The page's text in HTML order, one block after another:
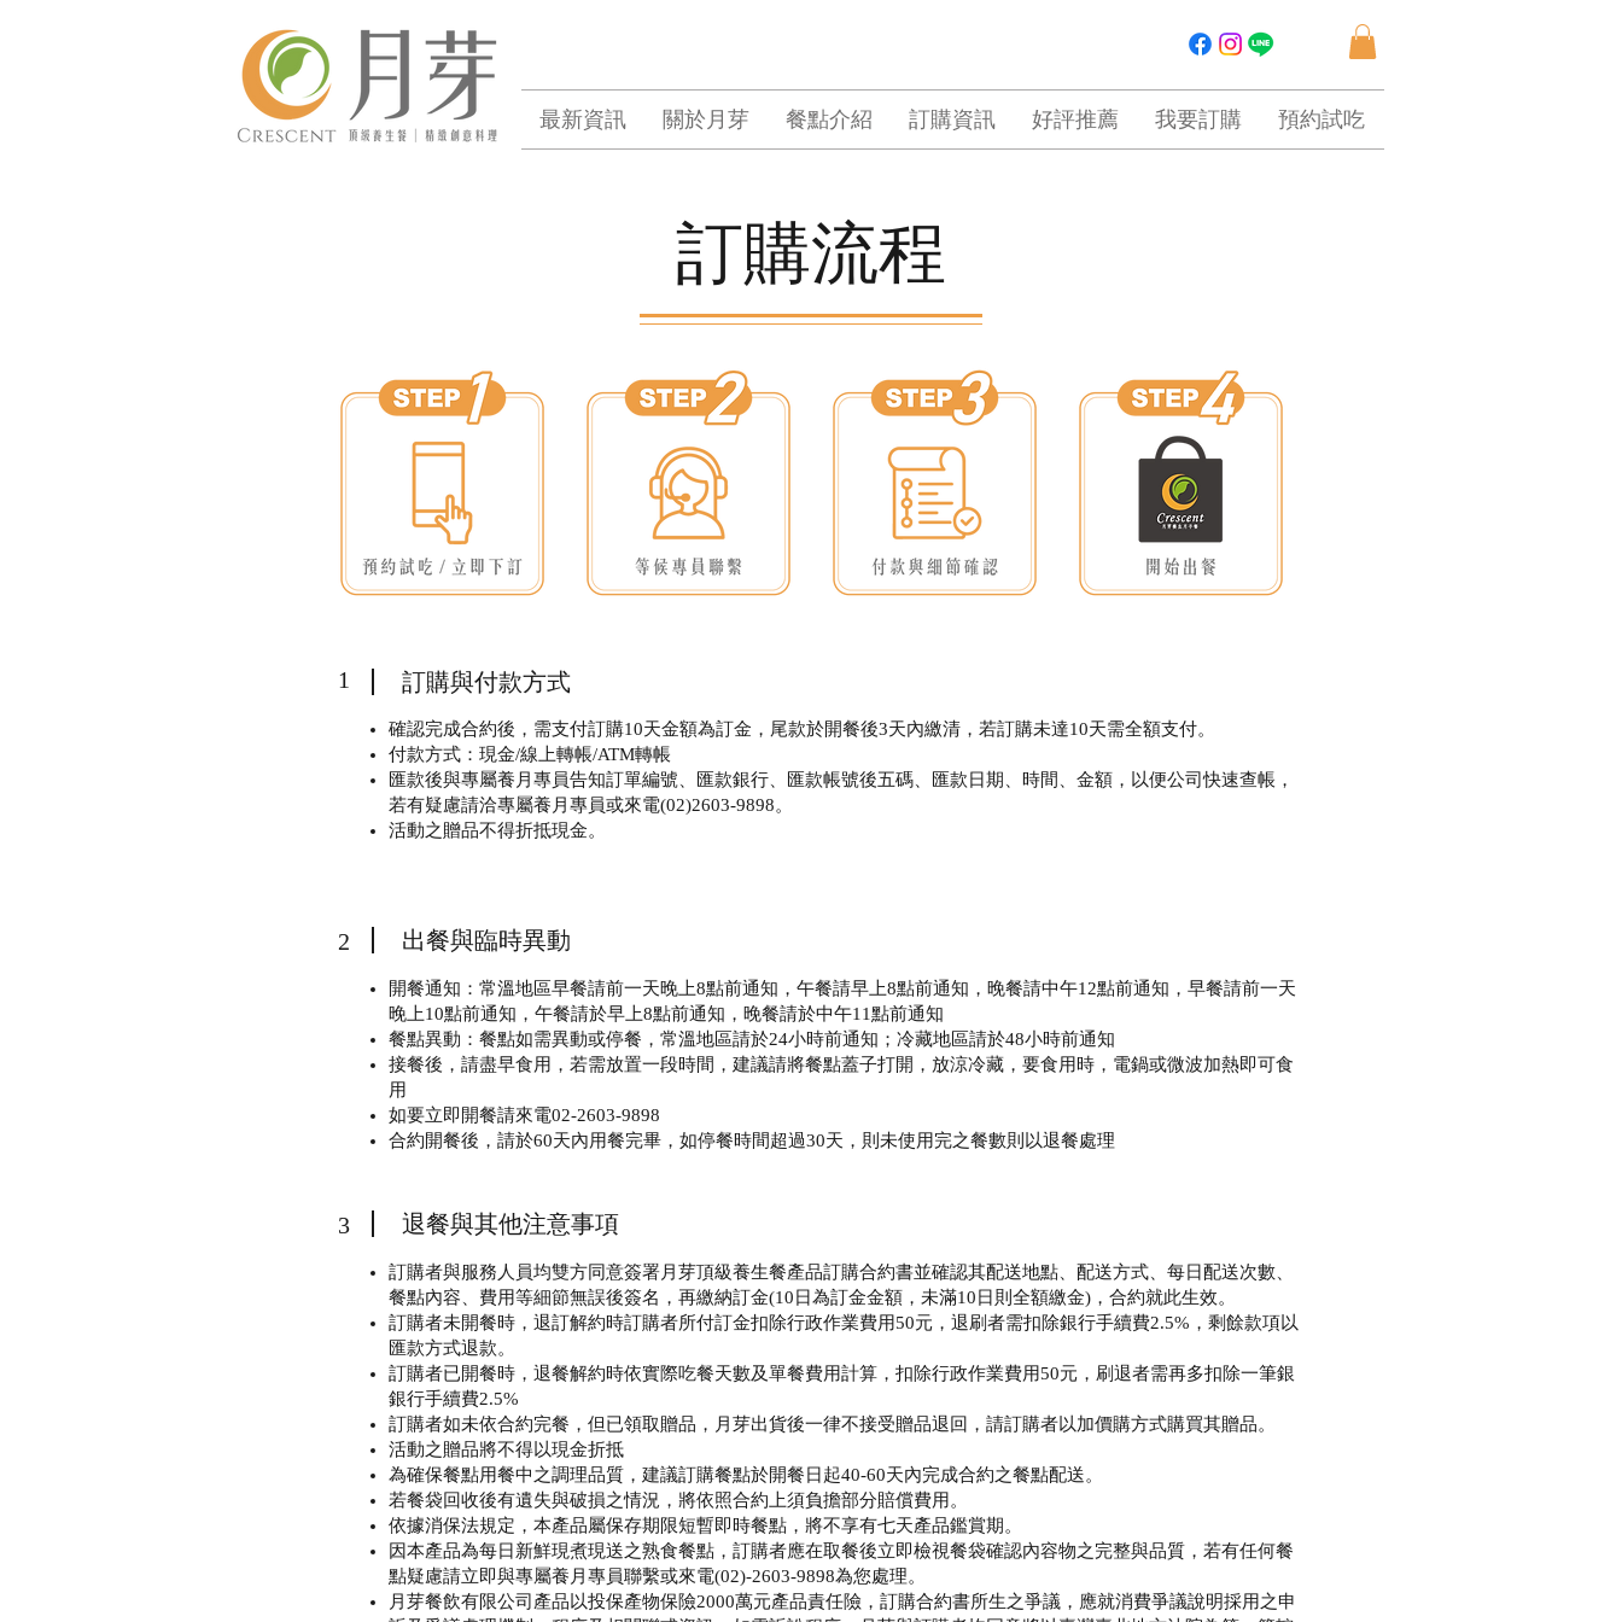
最新資訊 關於月芽 餐點介紹 訂購資訊 好評推薦 我要訂購 預約試吃
訂購流程
1 訂購與付款方式
確認完成合約後，需支付訂購10天金額為訂金，尾款於開餐後3天內繳清，若訂購未達10天需全額支付。
付款方式：現金/線上轉帳/ATM轉帳
匯款後與專屬養月專員告知訂單編號、匯款銀行、匯款帳號後五碼、匯款日期、時間、金額，以便公司快速查帳，
若有疑慮請洽專屬養月專員或來電(02)2603-9898。
活動之贈品不得折抵現金。
2 出餐與臨時異動
開餐通知：常溫地區早餐請前一天晚上8點前通知，午餐請早上8點前通知，晚餐請中午12點前通知，早餐請前一天
晚上10點前通知，午餐請於早上8點前通知，晚餐請於中午11點前通知
餐點異動：餐點如需異動或停餐，常溫地區請於24小時前通知；冷藏地區請於48小時前通知
接餐後，請盡早食用，若需放置一段時間，建議請將餐點蓋子打開，放涼冷藏，要食用時，電鍋或微波加熱即可食
用
如要立即開餐請來電02-2603-9898
合約開餐後，請於60天內用餐完畢，如停餐時間超過30天，則未使用完之餐數則以退餐處理
3 退餐與其他注意事項
訂購者與服務人員均雙方同意簽署月芽頂級養生餐產品訂購合約書並確認其配送地點、配送方式、每日配送次數、
餐點內容、費用等細節無誤後簽名，再繳納訂金(10日為訂金金額，未滿10日則全額繳金)，合約就此生效。
訂購者未開餐時，退訂解約時訂購者所付訂金扣除行政作業費用50元，退刷者需扣除銀行手續費2.5%，剩餘款項以
匯款方式退款。
訂購者已開餐時，退餐解約時依實際吃餐天數及單餐費用計算，扣除行政作業費用50元，刷退者需再多扣除一筆銀
銀行手續費2.5%
訂購者如未依合約完餐，但已領取贈品，月芽出貨後一律不接受贈品退回，請訂購者以加價購方式購買其贈品。
活動之贈品將不得以現金折抵
為確保餐點用餐中之調理品質，建議訂購餐點於開餐日起40-60天內完成合約之餐點配送。
若餐袋回收後有遺失與破損之情況，將依照合約上須負擔部分賠償費用。
依據消保法規定，本產品屬保存期限短暫即時餐點，將不享有七天產品鑑賞期。
因本產品為每日新鮮現煮現送之熟食餐點，訂購者應在取餐後立即檢視餐袋確認內容物之完整與品質，若有任何餐
點疑慮請立即與專屬養月專員聯繫或來電(02)-2603-9898為您處理。
月芽餐飲有限公司產品以投保產物保險2000萬元產品責任險，訂購合約書所生之爭議，應就消費爭議說明採用之申